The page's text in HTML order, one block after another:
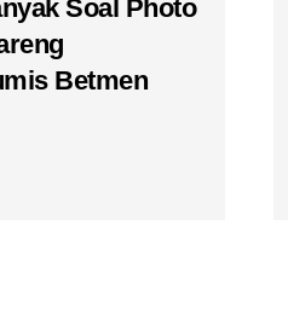
Soal Photo
Betmen